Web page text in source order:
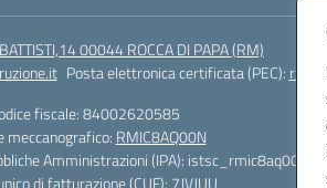
00044 ROCCA DI PAPA (RM)
Posta elettronica certificata (PEC):
fiscale: 84002620585
meccanografico: RMIC8AQ00N
Amministrazioni (IPA): istsc_rmic8aq00n
di fatturazione (CUF): 7JVJUU